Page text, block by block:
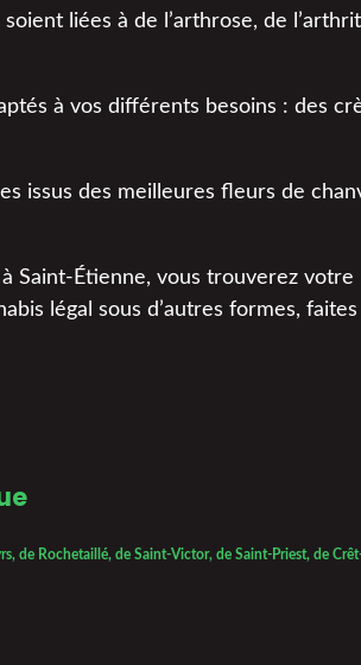
liées à de l’arthrose, de
à vos différents besoins : des
issus des meilleures fleurs de
Saint-Étienne, vous trouverez
légal sous d’autres formes,
de Rochetaillé, de Saint-Victor, de Saint-Priest, de